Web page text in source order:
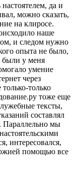
да и
можно сказать,
на клиросе.
наше
и следом нужно
опыта не было,
были у меня
умение
через
только
тоже еще
тексты,
составлял
Параллельно мы
интересовался,
помощью все